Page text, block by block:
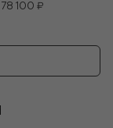
78 100 ₽